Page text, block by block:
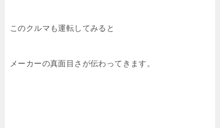
このクルマも運転してみると
メーカーの真面目さが伝わってきます。